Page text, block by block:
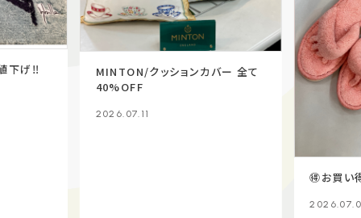
下げ‼️
MINTON/クッションカバー 全て
40%OFF
2026.07.11
🉐お買い